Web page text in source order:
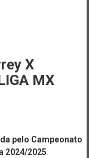
X
MX
pelo Campeonato
2024/2025